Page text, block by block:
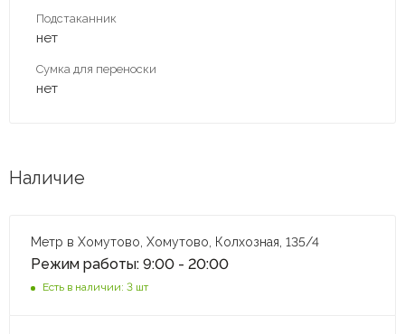
Подстаканник
нет
Сумка для переноски
нет
Наличие
Метр в Хомутово, Хомутово, Колхозная, 135/4
Режим работы: 9:00 - 20:00
Есть в наличии: 3 шт